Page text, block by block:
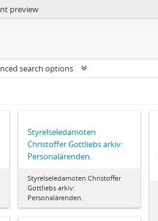
preview
search options
Styrelseledamoten
Christoffer Gottliebs arkiv:
Personalärenden.
Styrelseledamoten Christoffer
Gottliebs arkiv:
Personalärenden.